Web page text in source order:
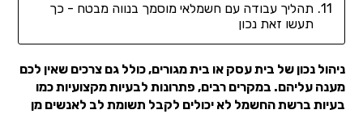
תהליך עבודה עם חשמלאי מוסמך בנווה מבטח - כך
תעשו זאת נכון
ניהול נכון של בית עסק או בית מגורים, כולל גם צרכים שאין לכם
מענה עליהם. במקרים רבים, פתרונות לבעיות מקצועיות כמו
בעיות ברשת החשמל לא יכולים לקבל תשומת לב לאנשים מן